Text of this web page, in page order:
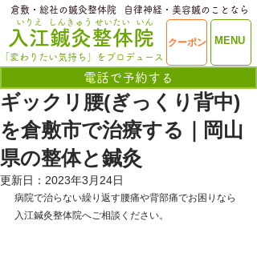
ME
​入江鍼灸整体院
いりえ
MENU
クーポン
電話で予約する
せいたい
しんきゅう いん
「変わりたい気持ち」をプロデュース
​倉敷・総社の鍼灸整体院 ​自律神経・美容鍼のことなら
ギックリ腰(ぎっくり背中)
を倉敷市で治療する｜岡山
県の整体と鍼灸
更新日： 2023年3月24日
病院で治らない繰り返す腰痛や背部痛でお困りなら
入江鍼灸整体院へご相談ください。